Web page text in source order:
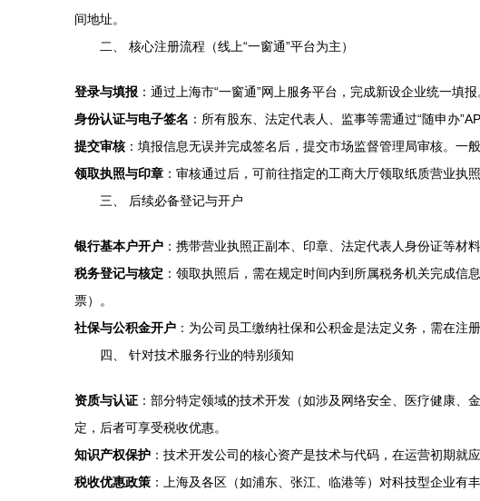
间地址。
二、 核心注册流程（线上“一窗通”平台为主）
登录与填报 ：通过上海市“一窗通”网上服务平台，完成新设企业统一填
身份认证与电子签名 ：所有股东、法定代表人、监事等需通过“随申办
提交审核 ：填报信息无误并完成签名后，提交市场监督管理局审核。一
领取执照与印章 ：审核通过后，可前往指定的工商大厅领取纸质营业执
三、 后续必备登记与开户
银行基本户开户 ：携带营业执照正副本、印章、法定代表人身份证等材
税务登记与核定 ：领取执照后，需在规定时间内到所属税务机关完成
票）。
社保与公积金开户 ：为公司员工缴纳社保和公积金是法定义务，需在注
四、 针对技术服务行业的特别须知
资质与认证 ：部分特定领域的技术开发（如涉及网络安全、医疗健康、
定，后者可享受税收优惠。
知识产权保护 ：技术开发公司的核心资产是技术与代码，在运营初期就
税收优惠政策 ：上海及各区（如浦东、张江、临港等）对科技型企业